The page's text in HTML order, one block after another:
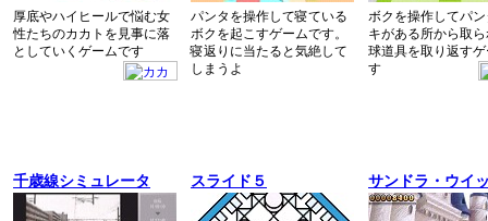
厚底やハイヒールで悩む女
性たちのカカトを見事に落
としていくゲームです
パンタを操作して寝ている
ボクを起こすゲームです。
寝返りに当たると気絶して
しまうよ
ボクを操作してパ
キがある所から取
球道具を取り返す
す
千歳線シミュレータ スライド５ サンドラ・ウイ